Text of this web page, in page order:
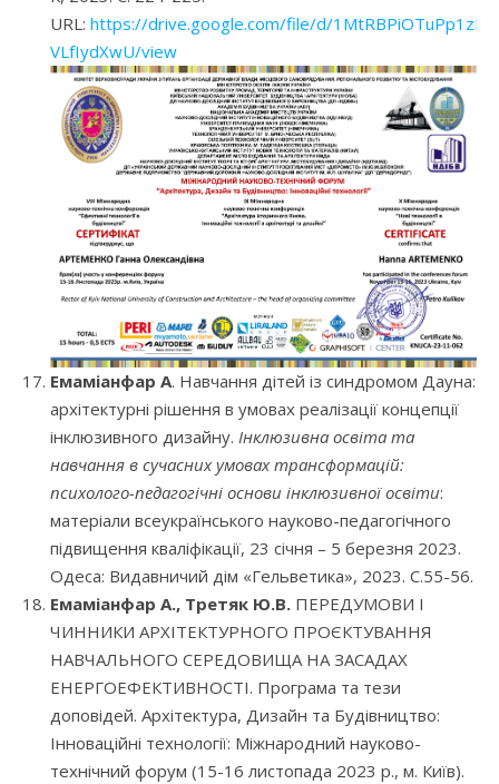
URL: https://drive.google.com/file/d/
VLfIydXwU/view
Емаміанфар А. Навчання дітей із синдромом Дауна:
архітектурні рішення в умовах реалізації концепції
інклюзивного дизайну. Інклюзивна освіта та
навчання в сучасних умовах трансформацій:
психолого-педагогічні основи інклюзивної освіти:
матеріали всеукраїнського науково-педагогічного
підвищення кваліфікації, 23 січня – 5 березня 2023.
Одеса: Видавничий дім «Гельветика», 2023. С.55-56.
Емаміанфар А., Третяк Ю.В. ПЕРЕДУМОВИ І
ЧИННИКИ АРХІТЕКТУРНОГО ПРОЄКТУВАННЯ
НАВЧАЛЬНОГО СЕРЕДОВИЩА НА ЗАСАДАХ
ЕНЕРГОЕФЕКТИВНОСТІ. Програма та тези
доповідей. Архітектура, Дизайн та Будівництво:
Інноваційні технології: Міжнародний науково-
технічний форум (15-16 листопада 2023 р., м. Київ).